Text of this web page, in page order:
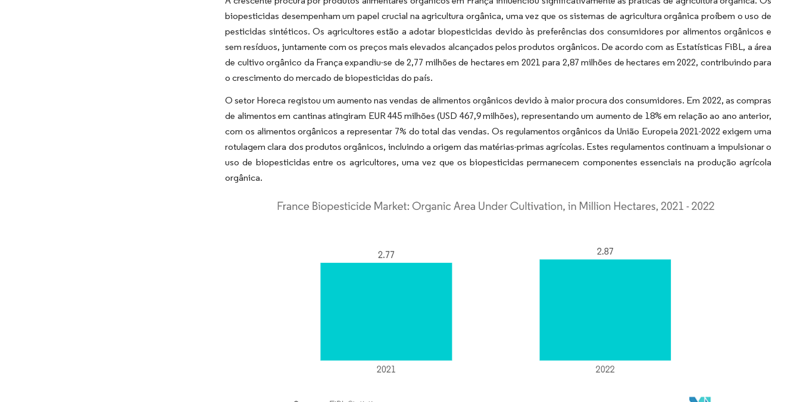
biopesticidas desempenham um papel crucial na agricultura orgânica, uma vez que os sistemas de agricultura orgânica proíbem o uso de
pesticidas sintéticos. Os agricultores estão a adotar biopesticidas devido às preferências dos consumidores por alimentos orgânicos e
sem resíduos, juntamente com os preços mais elevados alcançados pelos produtos orgânicos. De acordo com as Estatísticas FiBL, a área
de cultivo orgânico da França expandiu-se de 2,77 milhões de hectares em 2021 para 2,87 milhões de hectares em 2022, contribuindo para
o crescimento do mercado de biopesticidas do país.
O setor Horeca registou um aumento nas vendas de alimentos orgânicos devido à maior procura dos consumidores. Em 2022, as compras
de alimentos em cantinas atingiram EUR 445 milhões (USD 467,9 milhões), representando um aumento de 18% em relação ao ano anterior,
com os alimentos orgânicos a representar 7% do total das vendas. Os regulamentos orgânicos da União Europeia 2021-2022 exigem uma
rotulagem clara dos produtos orgânicos, incluindo a origem das matérias-primas agrícolas. Estes regulamentos continuam a impulsionar o
uso de biopesticidas entre os agricultores, uma vez que os biopesticidas permanecem componentes essenciais na produção agrícola
orgânica.